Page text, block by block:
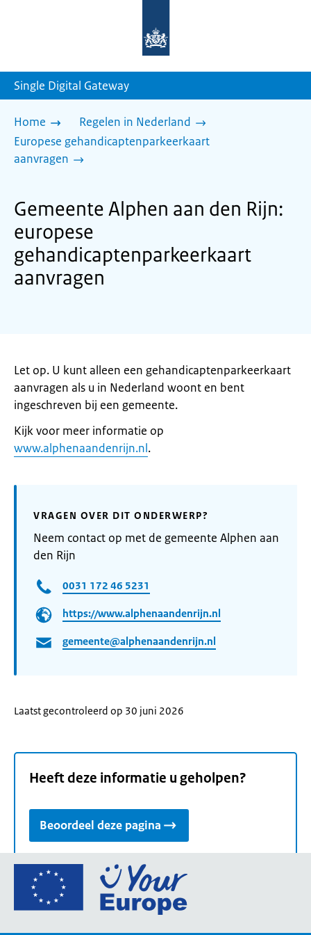
homepage
Single Digital Gateway
Home
Regelen in Nederland
Europese gehandicaptenparkeerkaart
aanvragen
Gemeente Alphen aan den Rijn:
europese
gehandicaptenparkeerkaart
aanvragen
Let op. U kunt alleen een gehandicaptenparkeerkaart
aanvragen als u in Nederland woont en bent
ingeschreven bij een gemeente.
Kijk voor meer informatie op
www.alphenaandenrijn.nl.
VRAGEN OVER DIT ONDERWERP?
Neem contact op met de gemeente Alphen aan
den Rijn
0031 172 46 5231
https://www.alphenaandenrijn.nl
gemeente@alphenaandenrijn.nl
Laatst gecontroleerd op 30 juni 2026
Heeft deze informatie u geholpen?
Beoordeel deze pagina
Ga
de